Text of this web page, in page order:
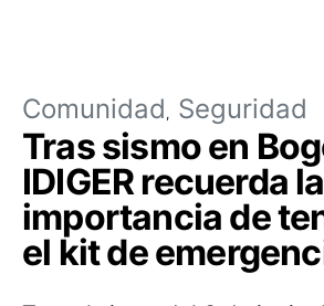
Comunidad Seguridad
Tras sismo en
IDIGER recuerda la
importancia de
el kit de